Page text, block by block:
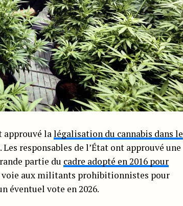
approuvé la légalisation du cannabis dans le
responsables de l’État ont approuvé une
partie du cadre adopté en 2016 pour
voie aux militants prohibitionnistes pour
éventuel vote en 2026.